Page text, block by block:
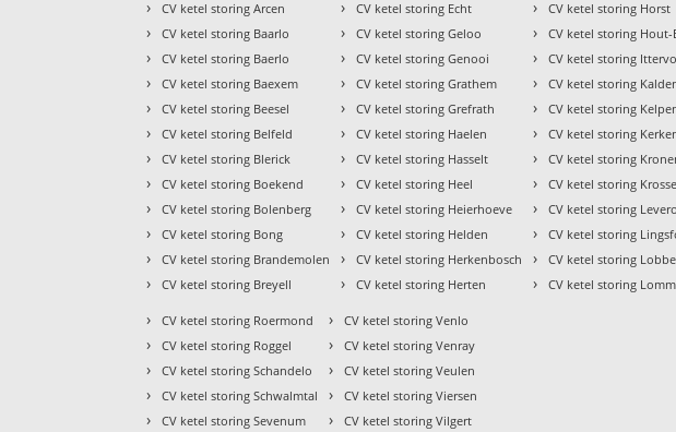
› CV ketel storing Arcen
› CV ketel storing Baarlo
› CV ketel storing Baerlo
› CV ketel storing Baexem
› CV ketel storing Beesel
› CV ketel storing Belfeld
› CV ketel storing Blerick
› CV ketel storing Boekend
› CV ketel storing Bolenberg
› CV ketel storing Bong
› CV ketel storing Brandemolen
› CV ketel storing Breyell
› CV ketel storing Echt
› CV ketel storing Geloo
› CV ketel storing Genooi
› CV ketel storing Grathem
› CV ketel storing Grefrath
› CV ketel storing Haelen
› CV ketel storing Hasselt
› CV ketel storing Heel
› CV ketel storing Heierhoeve
› CV ketel storing Helden
› CV ketel storing Herkenbosch
› CV ketel storing Herten
› CV ketel storing Horst
› CV ketel storing Hout-
› CV ketel storing
› CV ketel storing
› CV ketel storing
› CV ketel storing
› CV ketel storing
› CV ketel storing
› CV ketel storing
› CV ketel storing
› CV ketel storing
› CV ketel storing Lomm
› CV ketel storing Roermond
› CV ketel storing Roggel
› CV ketel storing Schandelo
› CV ketel storing Schwalmtal
› CV ketel storing Sevenum
› CV ketel storing Venlo
› CV ketel storing Venray
› CV ketel storing Veulen
› CV ketel storing Viersen
› CV ketel storing Vilgert